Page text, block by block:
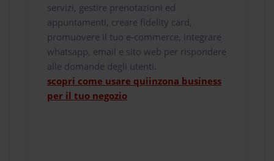
servizi, gestire prenotazioni ed
appuntamenti, creare fidelity card,
promuovere il tuo e-commerce, integrare
whatsapp, email e sito web per rispondere
alle domande degli utenti.
scopri come usare quiinzona business
per il tuo negozio